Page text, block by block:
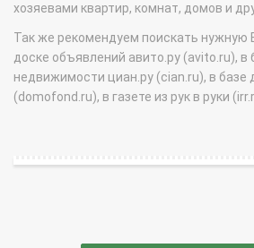
хозяевами квартир, комнат, домов и
Так же рекомендуем поискать
доске объявлений авито.ру (avito.ru), в
недвижимости циан.ру (cian.ru), в базе
(domofond.ru), в газете из рук в руки